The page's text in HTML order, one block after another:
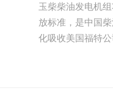
玉柴柴油发电机
放标准，是中国
化吸收美国福特